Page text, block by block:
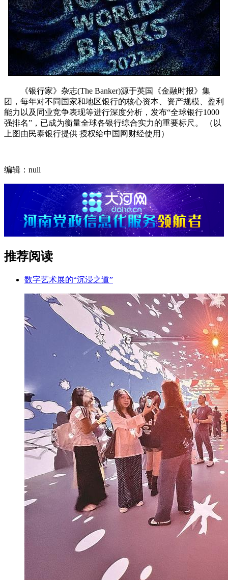
《银行家》杂志(The Banker)源于英国《金融时报》集
团，每年对不同国家和地区银行的核心资本、资产规模、盈利
能力以及同业竞争表现等进行深度分析，发布“全球银行1000
强排名”，已成为衡量全球各银行综合实力的重要标尺。 （以
上图由民泰银行提供 授权给中国网财经使用）
编辑：null
推荐阅读
数字艺术展的“沉浸之道”